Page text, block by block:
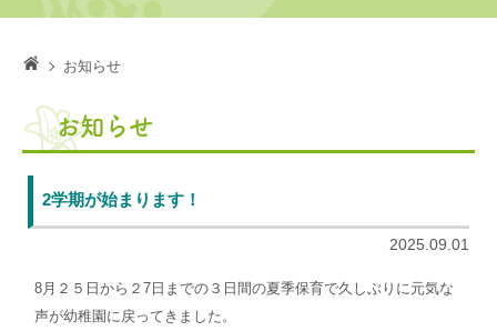
お知らせ
お知らせ
2学期が始まります！
2025.09.01
8月２５日から２7日までの３日間の夏季保育で久しぶりに元気な
声が幼稚園に戻ってきました。